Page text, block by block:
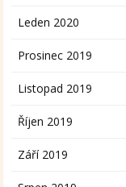
Leden 2020
Prosinec 2019
Listopad 2019
Říjen 2019
Září 2019